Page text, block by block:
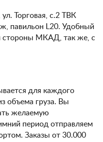
Торговая, с.2 ТВК
павильон L20. Удобный
стороны МКАД, так же, с
для каждого
объема груза. Вы
желаемую
период отправляем
Заказы от 30.000